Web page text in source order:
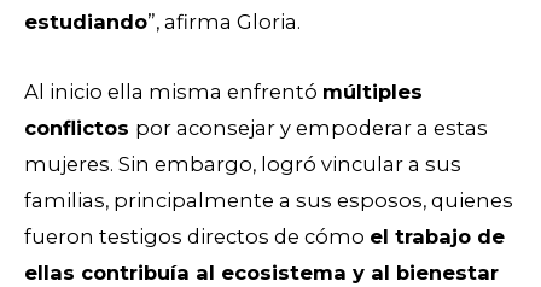
estudiando”, afirma Gloria.
Al inicio ella misma enfrentó múltiples
conflictos por aconsejar y empoderar a estas
mujeres. Sin embargo, logró vincular a sus
familias, principalmente a sus esposos, quienes
fueron testigos directos de cómo el trabajo de
ellas contribuía al ecosistema y al bienestar